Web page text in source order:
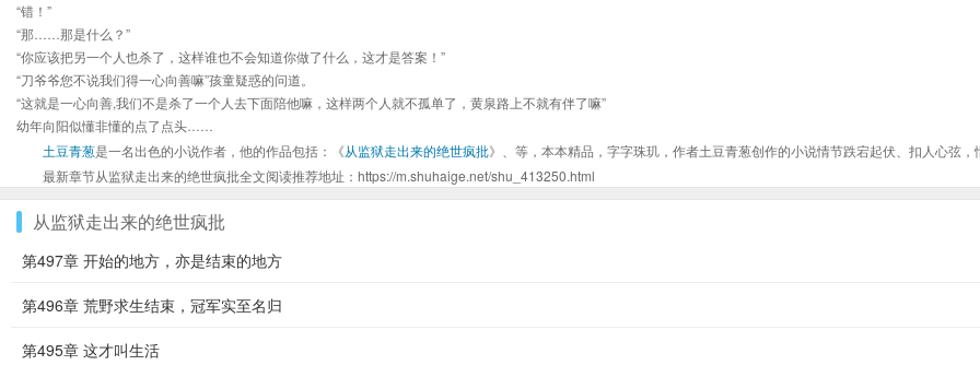
“错！”
“那……那是什么？”
“你应该把另一个人也杀了，这样谁也不会知道你做了什么，这才是答案！”
“刀爷爷您不说我们得一心向善嘛”孩童疑惑的问道。
“这就是一心向善,我们不是杀了一个人去下面陪他嘛，这样两个人就不孤单了，黄泉路上不就有伴了嘛”
幼年向阳似懂非懂的点了点头……
土豆青葱是一名出色的小说作者，他的作品包括：《从监狱走出来的绝世疯批》、等，本本精品，字字珠玑，作者土豆青葱创作的小说情节跌宕起伏、扣人心弦，
最新章节从监狱走出来的绝世疯批全文阅读推荐地址：https://m.shuhaige.net/shu_413250.html
从监狱走出来的绝世疯批
第497章 开始的地方，亦是结束的地方
第496章 荒野求生结束，冠军实至名归
第495章 这才叫生活